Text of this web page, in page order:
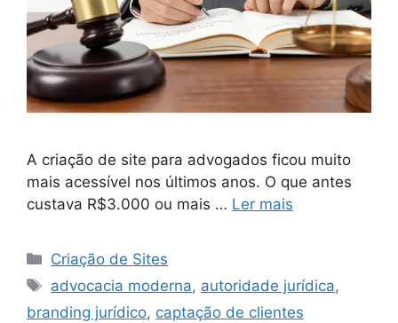
A criação de site para advogados ficou muito
mais acessível nos últimos anos. O que antes
custava R$3.000 ou mais … Ler mais
Categorias
Criação de Sites
Tags
advocacia moderna, autoridade jurídica,
branding jurídico, captação de clientes